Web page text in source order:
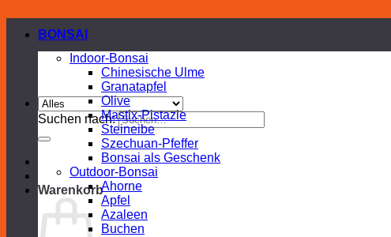
Suchen nach:
Warenkorb
BONSAI
Indoor-Bonsai
Chinesische Ulme
Granatapfel
Olive
Mastix-Pistazie
Steineibe
Szechuan-Pfeffer
Bonsai als Geschenk
Outdoor-Bonsai
Ahorne
Apfel
Azaleen
Buchen